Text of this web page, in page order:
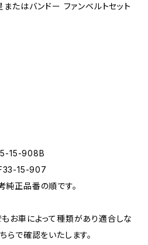
またはバンドー ファンベルトセット
15-908B
15-907
正品番の順です。
お車によって種類があり適合しな
らで確認をいたします。